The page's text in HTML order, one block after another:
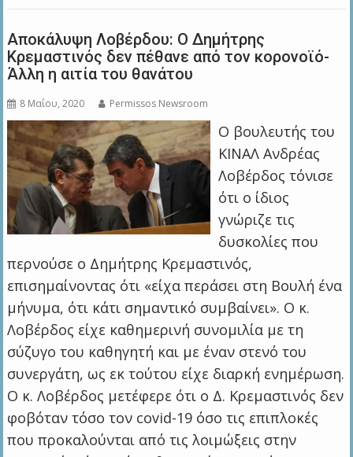
Αποκάλυψη Λοβέρδου: Ο Δημήτρης
Κρεμαστινός δεν πέθανε από τον κορονοϊό-
Άλλη η αιτία του θανάτου
8 Μαΐου, 2020 Permissos Newsroom
Ο βουλευτής του
ΚΙΝΑΛ Ανδρέας
Λοβέρδος τόνισε
ότι ο ίδιος
γνώριζε τις
δυσκολίες που
περνούσε ο Δημήτρης Κρεμαστινός,
επισημαίνοντας ότι «είχα περάσει στη Βουλή ένα
μήνυμα, ότι κάτι σημαντικό συμβαίνει». Ο κ.
Λοβέρδος είχε καθημερινή συνομιλία με τη
σύζυγο του καθηγητή και με έναν στενό του
συνεργάτη, ως εκ τούτου είχε διαρκή ενημέρωση.
Ο κ. Λοβέρδος μετέφερε ότι ο Δ. Κρεμαστινός δεν
φοβόταν τόσο τον covid-19 όσο τις επιπλοκές
που προκαλούνται από τις λοιμώξεις στην